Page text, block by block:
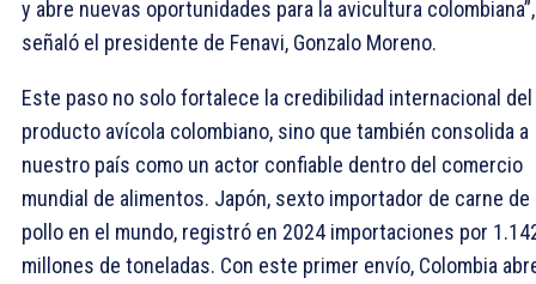
y abre nuevas oportunidades para la avicultura colombiana”,
señaló el presidente de Fenavi, Gonzalo Moreno.
Este paso no solo fortalece la credibilidad internacional del
producto avícola colombiano, sino que también consolida a
nuestro país como un actor confiable dentro del comercio
mundial de alimentos. Japón, sexto importador de carne de
pollo en el mundo, registró en 2024 importaciones por
millones de toneladas. Con este primer envío, Colombia